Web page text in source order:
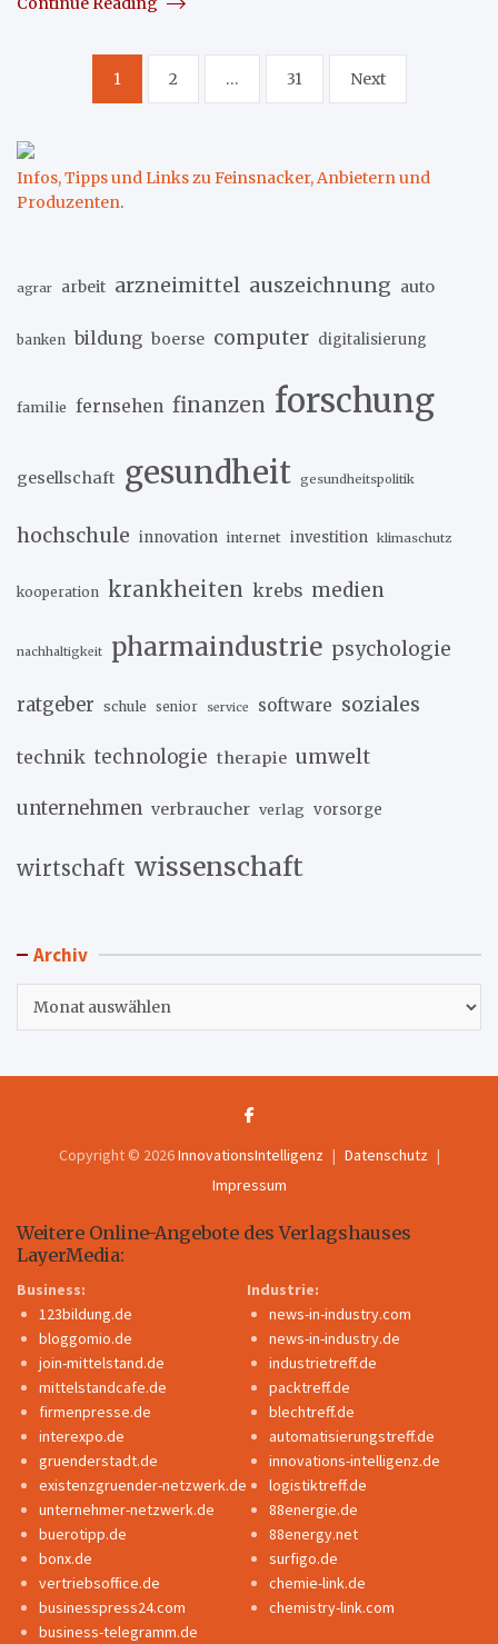
Seitennummerierung
Beiträge
1 2 … 31 Next
Infos, Tipps und Links zu Feinsnacker, Anbietern und
Produzenten.
agrar arbeit arzneimittel auszeichnung auto
banken bildung boerse computer digitalisierung
familie fernsehen finanzen forschung
gesellschaft gesundheit gesundheitspolitik
hochschule innovation internet investition klimaschutz
kooperation krankheiten krebs medien
nachhaltigkeit pharmaindustrie psychologie
ratgeber schule senior service software soziales
technik technologie therapie umwelt
unternehmen verbraucher verlag vorsorge
wirtschaft wissenschaft
Archiv
Copyright © 2026InnovationsIntelligenz
Datenschutz
Impressum
Weitere Online-Angebote des Verlagshauses
LayerMedia:
Business:
123bildung.de
bloggomio.de
join-mittelstand.de
mittelstandcafe.de
firmenpresse.de
interexpo.de
gruenderstadt.de
existenzgruender-netzwerk.de
unternehmer-netzwerk.de
buerotipp.de
bonx.de
vertriebsoffice.de
businesspress24.com
business-telegramm.de
Industrie:
news-in-industry.com
news-in-industry.de
industrietreff.de
packtreff.de
blechtreff.de
automatisierungstreff.de
innovations-intelligenz.de
logistiktreff.de
88energie.de
88energy.net
surfigo.de
chemie-link.de
chemistry-link.com